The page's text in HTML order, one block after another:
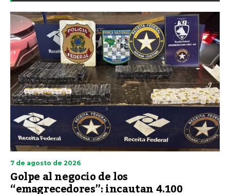
7 de agosto de 2026
Golpe al negocio de los
“emagrecedores”: incautan 4.100